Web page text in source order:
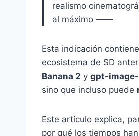
realismo
al máximo ——
Esta indicación contiene
ecosistema de SD
Banana 2 y gpt-
sino que incluso puede
Este artículo explica,
por qué los tiempos